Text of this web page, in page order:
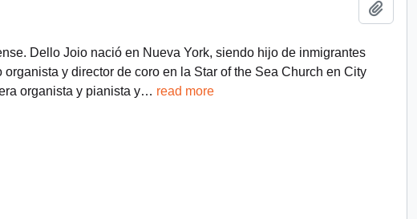
Dello Joio nació en Nueva York, siendo hijo de inmigrantes
y director de coro en la Star of the Sea Church en City
organista y pianista y… read more